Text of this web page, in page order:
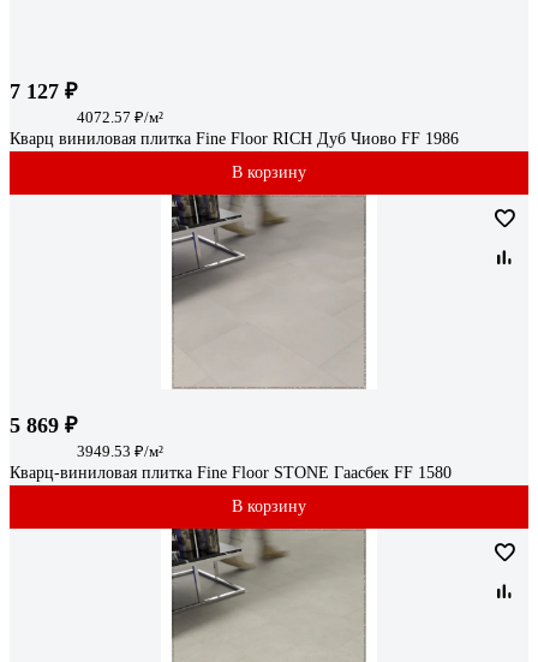
7 127 ₽
4072.57 ₽/м²
Кварц виниловая плитка Fine Floor RICH Дуб Чиово FF 1986
В корзину
5 869 ₽
3949.53 ₽/м²
Кварц-виниловая плитка Fine Floor STONE Гаасбек FF 1580
В корзину